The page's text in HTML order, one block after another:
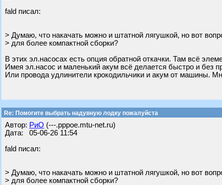
fald писал:
> Думаю, что накачать можно и штатной лягушкой, но вот
> для более компактной сборки?
В этих эл.насосах есть опция обратной откачки. Там всё
Имея эл.насос и маленький акум всё делается быстро и без
Или провода удлинители крокодильчики и акум от машины.
Re: Помогите выбрать надувную лодку пожалуйста
Автор: РиО (---.pppoe.mtu-net.ru)
Дата: 05-06-26 11:54
fald писал:
> Думаю, что накачать можно и штатной лягушкой, но вот
> для более компактной сборки?